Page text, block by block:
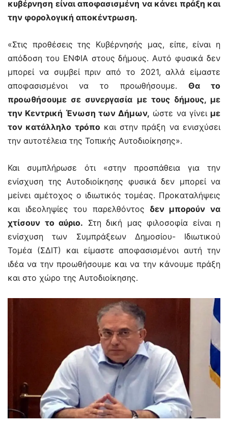
κυβέρνηση είναι αποφασισμένη να κάνει πράξη και
την φορολογική αποκέντρωση.
«Στις προθέσεις της Κυβέρνησής μας, είπε, είναι η
απόδοση του ΕΝΦΙΑ στους δήμους. Αυτό φυσικά δεν
μπορεί να συμβεί πριν από το 2021, αλλά είμαστε
αποφασισμένοι να το προωθήσουμε. Θα το
προωθήσουμε σε συνεργασία με τους δήμους, με
την Κεντρική Ένωση των Δήμων, ώστε να γίνει με
τον κατάλληλο τρόποκαι στην πράξη να ενισχύσει
την αυτοτέλεια της Τοπικής Αυτοδιοίκησης».
Και συμπλήρωσε ότι «στην προσπάθεια για την
ενίσχυση της Αυτοδιοίκησης φυσικά δεν μπορεί να
μείνει αμέτοχος ο ιδιωτικός τομέας. Προκαταλήψεις
και ιδεοληψίες του παρελθόντος δεν μπορούν να
χτίσουν το αύριο. Στη δική μας φιλοσοφία είναι η
ενίσχυση των Συμπράξεων Δημοσίου- Ιδιωτικού
Τομέα (ΣΔΙΤ) και είμαστε αποφασισμένοι αυτή την
ιδέα να την προωθήσουμε και να την κάνουμε πράξη
και στο χώρο της Αυτοδιοίκησης.